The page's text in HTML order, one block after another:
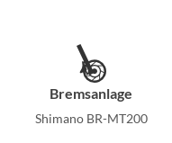
Bremsanlage
Shimano BR-MT200